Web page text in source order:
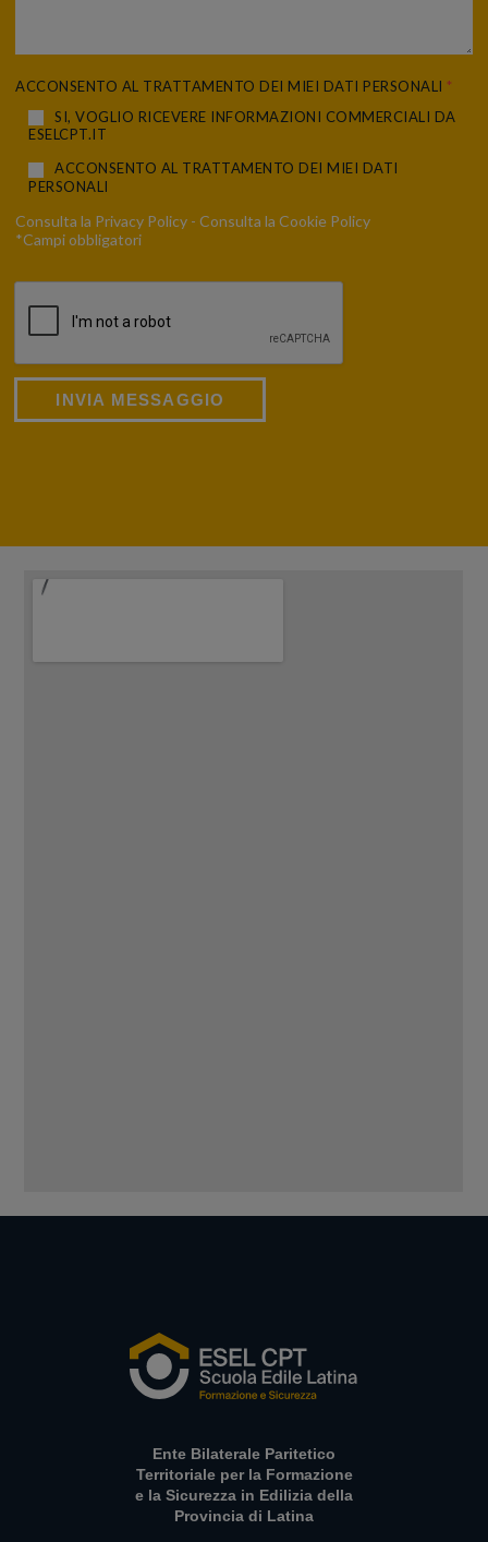
ACCONSENTO AL TRATTAMENTO DEI MIEI DATI PERSONALI *
SI, VOGLIO RICEVERE INFORMAZIONI COMMERCIALI DA
ESELCPT.IT
ACCONSENTO AL TRATTAMENTO DEI MIEI DATI
PERSONALI
Consulta la Privacy Policy - Consulta laCookie Policy
*Campi obbligatori
INVIA MESSAGGIO
Ente Bilaterale Paritetico
Territoriale per la Formazione
e la Sicurezza in Edilizia della
Provincia di Latina